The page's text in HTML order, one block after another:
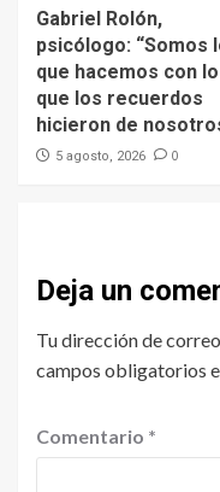
Gabriel Rolón,
psicólogo: “Somos
que hacemos con lo
que los recuerdos
hicieron de
5 agosto, 2026 0
Deja un
Tu dirección de
campos obligatorios
Comentario *